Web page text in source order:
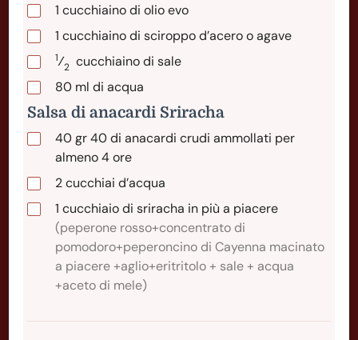
1 cucchiainodi olio evo
1 cucchiainodi sciroppo d’acero o agave
1⁄2 cucchiaino di sale
80 ml di acqua
Salsa di anacardi Sriracha
40gr40 di anacardi crudi ammollati per
almeno 4 ore
2cucchiai d’acqua
1 cucchiaiodi sriracha in più a piacere
(peperone rosso+concentrato di
pomodoro+peperoncino di Cayenna macinato
a piacere +aglio+eritritolo + sale + acqua
+aceto di mele)